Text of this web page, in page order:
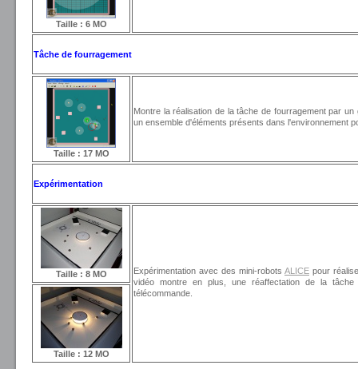
Taille : 6 MO
Tâche de fourragement
Taille : 17 MO
Montre la réalisation de la tâche de fourragement par
un ensemble d'éléments présents dans l'environnement
Expérimentation
Taille : 8 MO Expérimentation avec des mini-robots ALICE pour
vidéo montre en plus, une réaffectation de la
télécommande.
Taille : 12 MO